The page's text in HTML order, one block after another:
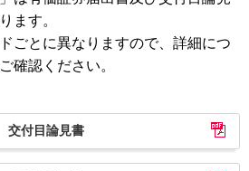
ます。
ごとに異なりますので、詳細につ
確認ください。
交付目論見書